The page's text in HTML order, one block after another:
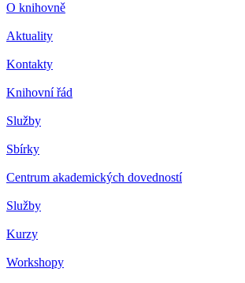
O knihovně
Aktuality
Kontakty
Knihovní řád
Služby
Sbírky
Centrum akademických dovedností
Služby
Kurzy
Workshopy